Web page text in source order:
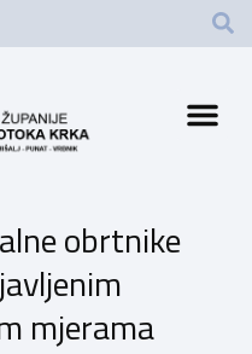
obrtnike
mjerama